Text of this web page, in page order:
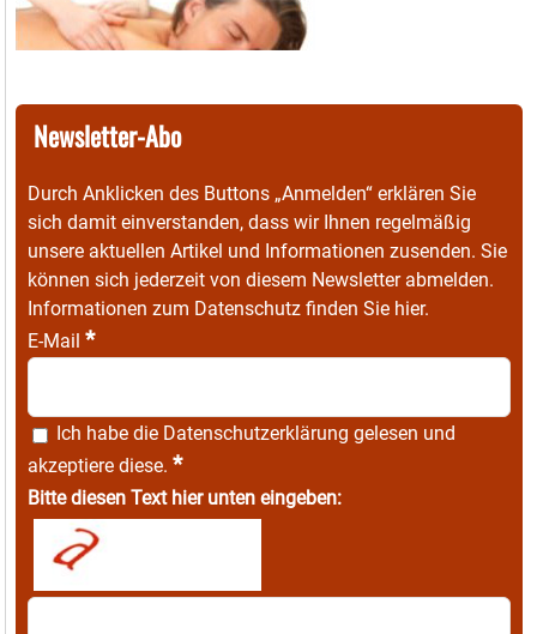
Newsletter-Abo
Durch Anklicken des Buttons „Anmelden“ erklären Sie
sich damit einverstanden, dass wir Ihnen regelmäßig
unsere aktuellen Artikel und Informationen zusenden. Sie
können sich jederzeit von diesem Newsletter abmelden.
Informationen zum Datenschutz finden Sie hier.
E-Mail *
Ich habe die Datenschutzerklärung gelesen und
akzeptiere diese. *
Bitte diesen Text hier unten eingeben: